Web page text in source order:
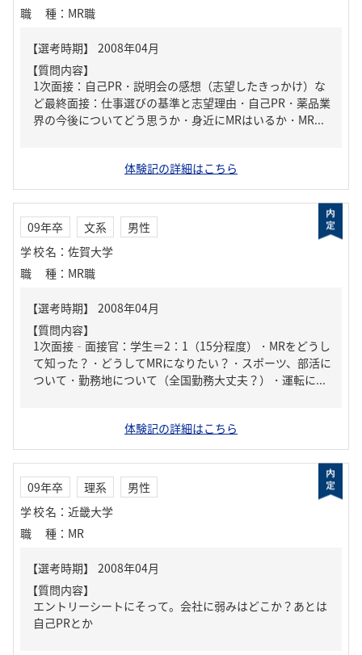
職種 ： MR職
【質問内容】
1次面接：自己PR・説明会の感想（志望したきっかけ）な
ど最終面接：仕事選びの基準と志望理由・自己PR・薬品業
界の今後についてどう思うか・身近にMRはいるか・MR...
体験記の詳細はこちら
09年卒 文系
男性
学校名 ： 佐賀大学
職種 ： MR職
【質問内容】
1次面接‐面接官：学生＝2：1（15分程度）・MRをどうし
て知った？・どうしてMRになりたい？・スポーツ、部活に
ついて・勤務地について（全国勤務大丈夫？）・運転に...
体験記の詳細はこちら
09年卒 理系
男性
学校名 ： 近畿大学
職種 ： MR
【質問内容】
エントリーシートにそって。会社に弱みはどこか？あとは
自己PRとか